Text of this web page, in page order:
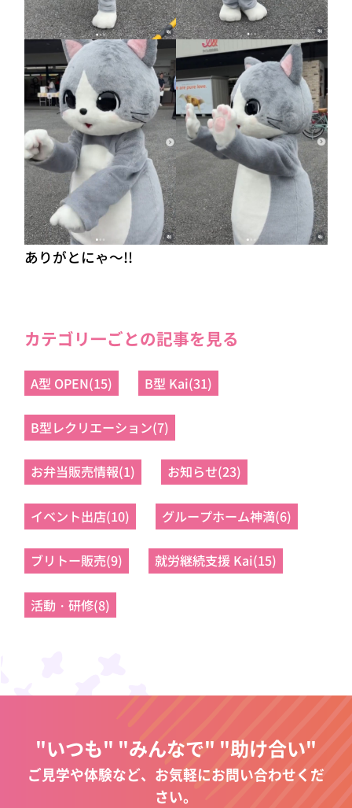
ありがとにゃ～!!
カテゴリ一ごとの記事を見る
A型 OPEN(15) B型 Kai(31)
B型レクリエーション(7)
お弁当販売情報(1) お知らせ(23)
イベント出店(10) グループホーム神満(6)
ブリトー販売(9) 就労継続支援 Kai(15)
活動・研修(8)
"いつも" "みんなで" "助け合い"
ご見学や体験など、お気軽にお問い合わせくだ
さい。